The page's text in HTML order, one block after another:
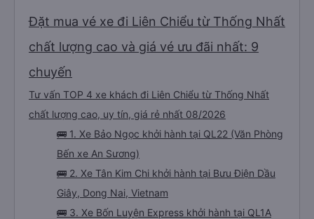
thân thiện: Tài xế không thực sự thân thiện hoặc hữu ích, nhưng không đến
mức không thể chịu nổi. • Xe buýt quá đông ở Đà Nẵng: Khi chúng tôi
đông và tôi phải ngồi trên một chiếc ghế nhựa ở lối đi giữa, điều này không lý
tưởng. Nhìn chung: Mặc dù có một vài bất tiện nhỏ, tôi đã có trải nghiệm
dụng ở Việt Nam. Sự sạch sẽ, thoải mái và yên tĩnh tạo nên sự khác biệt
đáng kể và tôi sẽ giới thiệu dịch vụ này cho bất kỳ ai đi tuyến đường này.
Đặt mua vé xe đi Liên Chiểu từ Thống Nhất
chất lượng cao và giá vé ưu đãi nhất: 9
chuyến
Tư vấn TOP 4 xe khách đi Liên Chiểu từ Thống Nhất
chất lượng cao, uy tín, giá rẻ nhất 08/2026
🚌 1. Xe Bảo Ngọc khởi hành tại QL22 (Văn Phòng
Bến xe An Sương)
🚌 2. Xe Tân Kim Chi khởi hành tại Bưu Điện Dầu
Giây, Dong Nai, Vietnam
🚌 3. Xe Bốn Luyện Express khởi hành tại QL1A